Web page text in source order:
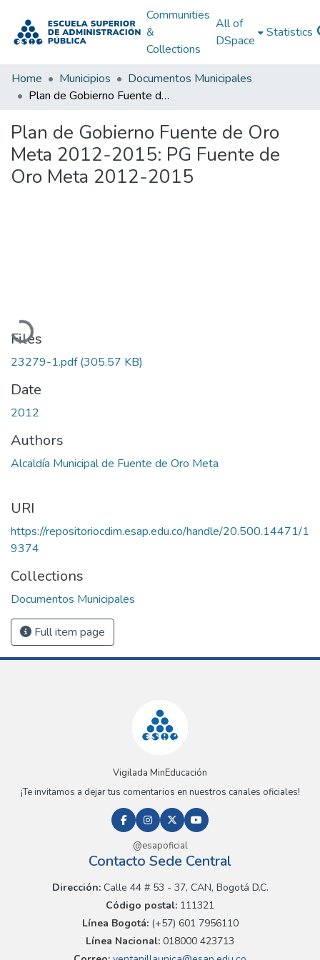
Communities
&
Collections
All of
DSpace
Statistics
Home Municipios
Documentos Municipales
Plan de Gobierno Fuente de Oro Meta 2012-2015: PG Fuente de Oro Meta 2012-2015
Plan de Gobierno Fuente de Oro
Meta 2012-2015: PG Fuente de
Oro Meta 2012-2015
Loading...
Files
23279-1.pdf(305.57 KB)
Date
2012
Authors
Alcaldía Municipal de Fuente de Oro Meta
URI
https://repositoriocdim.esap.edu.co/handle/20.500.14471/1
9374
Collections
Documentos Municipales
Full item page
Vigilada MinEducación
¡Te invitamos a dejar tus comentarios en nuestros canales oficiales!
@esapoficial
Contacto Sede Central
Dirección:Calle 44 # 53 - 37, CAN, Bogotá D.C.
Código postal: 111321
Línea Bogotá:(+57) 601 7956110
Línea Nacional: 018000 423713